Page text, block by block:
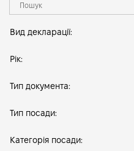
Вид декларації:
Рік:
Тип документа:
Тип посади:
Категорія посади: